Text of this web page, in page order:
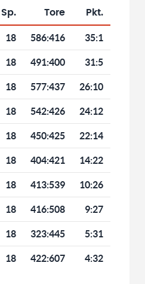
Sp. Tore Pkt.
18 586:416 35:1
18 491:400 31:5
18 577:437 26:10
18 542:426 24:12
18 450:425 22:14
18 404:421 14:22
18 413:539 10:26
18 416:508 9:27
18 323:445 5:31
18 422:607 4:32